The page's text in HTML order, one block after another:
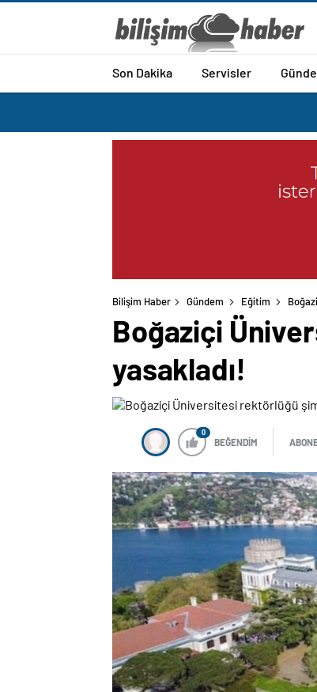
Son Dakika Servisler
Bilişim Haber Gündem Eğitim
Boğaziçi
yasakladı!
0
BEĞENDİM